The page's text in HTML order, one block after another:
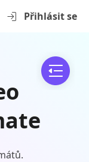
Přihlásit se